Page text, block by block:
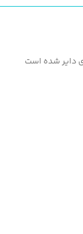
دایر شده است